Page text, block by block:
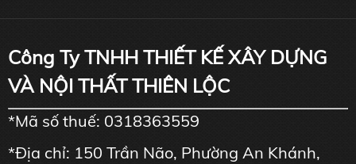
Công Ty TNHH THIẾT KẾ XÂY DỰNG
VÀ NỘI THẤT THIÊN LỘC
*Mã số thuế: 0318363559
*Địa chỉ: 150 Trần Não, Phường An Khánh,